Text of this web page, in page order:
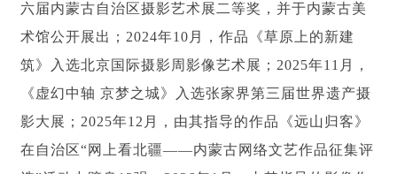
六届内蒙古自治区摄影艺术展二等奖，并于内蒙古美
术馆公开展出；2024年10月，作品《草原上的新建
筑》入选北京国际摄影周影像艺术展；2025年11月，
《虚幻中轴 京梦之城》入选张家界第三届世界遗产摄
影大展；2025年12月，由其指导的作品《远山归客》
在自治区“网上看北疆——内蒙古网络文艺作品征集评